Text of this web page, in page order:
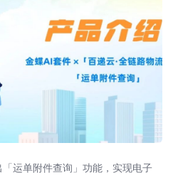
运单附件查询」功能，实现电子